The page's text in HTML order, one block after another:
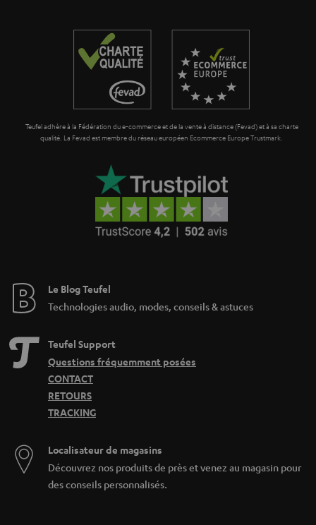
a
r
i
Teufel adhère à la Fédération du e-commerce et de la vente à distance (Fevad) et à sa charte
qualité. La Fevad est membre du réseau européen Ecommerce Europe Trustmark.
Le Blog Teufel
Technologies audio, modes, conseils & astuces
Teufel Support
Questions fréquemment posées
CONTACT
RETOURS
TRACKING
Localisateur de magasins
Découvrez nos produits de près et venez au magasin pour
des conseils personnalisés.